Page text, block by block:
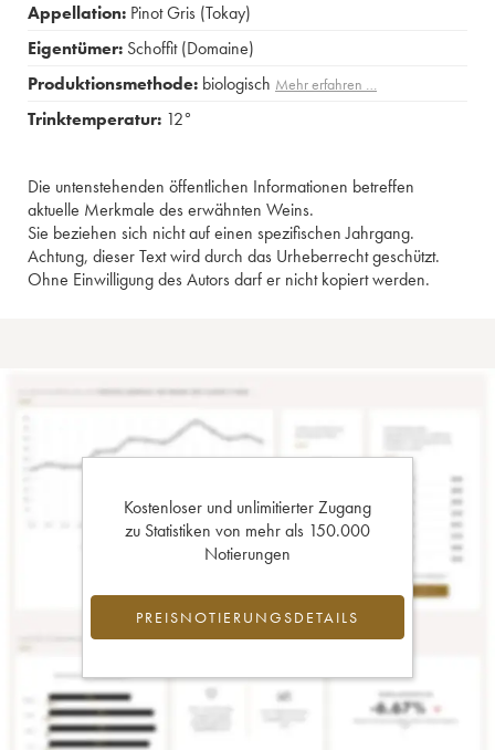
Appellation: Pinot Gris (Tokay)
Eigentümer: Schoffit (Domaine)
Produktionsmethode: biologisch Mehr erfahren …
Trinktemperatur: 12°
Die untenstehenden öffentlichen Informationen betreffen
aktuelle Merkmale des erwähnten Weins.
Sie beziehen sich nicht auf einen spezifischen Jahrgang.
Achtung, dieser Text wird durch das Urheberrecht geschützt.
Ohne Einwilligung des Autors darf er nicht kopiert werden.
Kostenloser und unlimitierter Zugang
zu Statistiken von mehr als 150.000
Notierungen
PREISNOTIERUNGSDETAILS